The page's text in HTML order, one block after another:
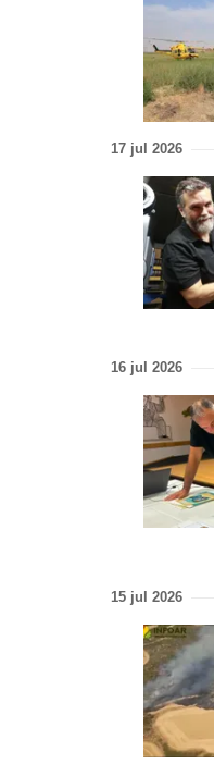
17 jul 2026
16 jul 2026
15 jul 2026